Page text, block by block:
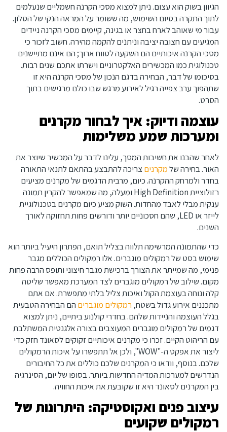
הגיוון בשוק הוא עצום. ניתן למצוא מסכי הקרנה חשמליים שנעלמים
לתוך התקרה בסיום השימוש, מה ששומר על המראה הנקי של הסלון.
עבור מי שאוהב לארח בחצר או בגינה, קיימים מסכי הקרנה ניידים
המגיעים עם חצובה יציבה וניתנים להקמה מהירה. חשוב לזכור כי
מסכי הקרנה איכותיים הם השקעה לטווח ארוך; הם אינם מתיישנים
טכנולוגית כמו המכשירים האלקטרוניים וישרתו אתכם שנים רבות.
בסיכומו של דבר, הבחירה בדגם הנכון של מסכי הקרנה היא זו
שתהפוך ערב צפייה רגיל לאירוע מרגש שבו כולם מרגישים בתוך
הסרט.
עוצמה ודיוק: איך לבחור מקרנים
ומערכות שמע משלימות
לאחר שהבנו את חשיבות המסך, עלינו לדבר על המכשיר שיוצר את
האור. בחירה שלמקרנים צריכה להתבצע בהתאם לתנאי התאורה
בחדר ולמרחק ההקרנה. כיום, מרבית הדגמים של מקרנים מציעים
רזולוציית High Definition ומעלה, מה שמאפשר להקרין תמונה
ענקית מבלי לאבד מהחדות. השוק מציע כיום מקרנים בטכנולוגיית
לייזר או LED, שהם חסכוניים יותר ודורשים פחות תחזוקה לאורך
השנים.
כדי שהתמונה המרשימה תלווה בצליל תואם, הפתרון היעיל ביותר הוא
שימוש בסט של רמקולים מוגברים. אלו רמקולים הכוללים מגבר
פנימי, מה שמייתר את הצורך ברכישת מגבר חיצוני ותופס הרבה פחות
מקום. שילוב של רמקולים מוגברים לצד המערכת מאפשר שליטה
קלה ונוחה בעוצמת הקול ואיכות צליל בלתי מתפשרת. אם אתם
מתכננים אירוע גדול בשטח, רמקולים מוגברים הם הבחירה הטבעית
בגלל העוצמה והניידות שלהם. בחדרי קולנוע ביתיים, ניתן למצוא
דגמים של רמקולים מוגברים המעוצבים בצורה אלגנטית המשתלבת
עם הריהוט הקיים. זכרו כי מקרנים איכותיים זקוקים לסאונד חזק כדי
ליצור את אפקט ה-"WOW", ולכן אל תתפשרו על איכות הרמקולים
שלכם. בנוסף, וודאו כי המקרנים שלכם כוללים את כל החיבורים
הנדרשים למערכות המדיה החדשות ביותר. בסופו של יום, הסינרגיה
בין המקרנים לסאונד היא זו שקובעת את איכות החוויה.
עיצוב פנים ואקוסטיקה: היתרונות של
רמקולים שקועים